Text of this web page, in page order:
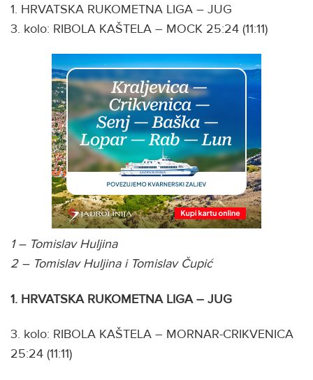
1. HRVATSKA RUKOMETNA LIGA – JUG
3. kolo: RIBOLA KAŠTELA – MOCK 25:24 (11:11)
1 – Tomislav Huljina
2 – Tomislav Huljina i Tomislav Čupić
1. HRVATSKA RUKOMETNA LIGA – JUG
3. kolo: RIBOLA KAŠTELA – MORNAR-CRIKVENICA
25:24 (11:11)